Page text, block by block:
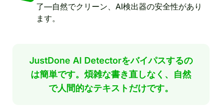
了—自然でクリーン、AI検出器の安全性があり
ます。
JustDone AI Detectorをバイパスするの
は簡単です。煩雑な書き直しなく、自然
で人間的なテキストだけです。